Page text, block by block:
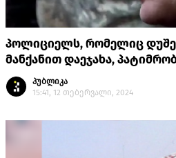
პოლიციელს, რომელიც
მანქანით დაეჯახა,
პუბლიკა
15:41, 12 თებერვალი, 2024